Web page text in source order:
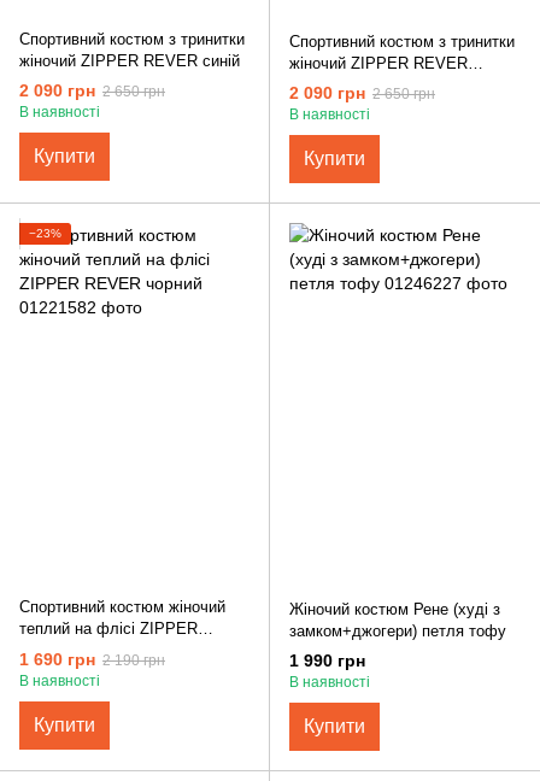
Спортивний костюм з тринитки
жіночий ZIPPER REVER синій
2 090 грн 2 650 грн
В наявності
Купити
Спортивний костюм з тринитки
жіночий ZIPPER REVER
бургунді
2 090 грн 2 650 грн
В наявності
Купити
−23%
Спортивний костюм жіночий
теплий на флісі ZIPPER
REVER чорний
1 690 грн 2 190 грн
В наявності
Купити
Жіночий костюм Рене (худі з
замком+джогери) петля тофу
1 990 грн
В наявності
Купити